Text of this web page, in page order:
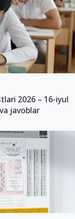
2026 – 16-iyul
javoblar